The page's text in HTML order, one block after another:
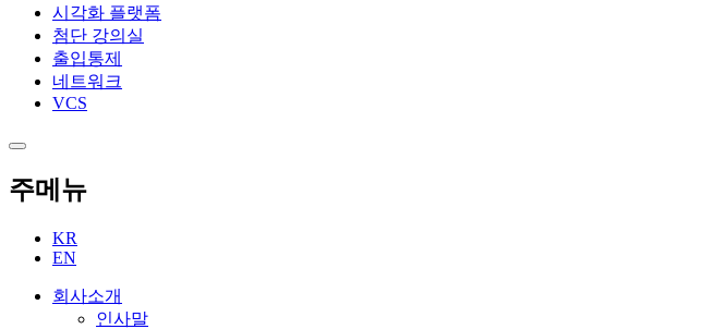
시각화 플랫폼
첨단 강의실
출입통제
네트워크
VCS
주메뉴
KR
EN
회사소개
인사말